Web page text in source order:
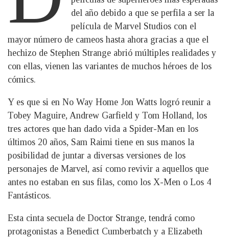
del año debido a que se perfila a ser la
película de Marvel Studios con el
mayor número de cameos hasta ahora gracias a que el
hechizo de Stephen Strange abrió múltiples realidades y
con ellas, vienen las variantes de muchos héroes de los
cómics.
Y es que si en No Way Home Jon Watts logró reunir a
Tobey Maguire, Andrew Garfield y Tom Holland, los
tres actores que han dado vida a Spider-Man en los
últimos 20 años, Sam Raimi tiene en sus manos la
posibilidad de juntar a diversas versiones de los
personajes de Marvel, así como revivir a aquellos que
antes no estaban en sus filas, como los X-Men o Los 4
Fantásticos.
Esta cinta secuela de Doctor Strange, tendrá como
protagonistas a Benedict Cumberbatch y a Elizabeth